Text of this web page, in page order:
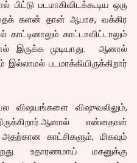
படமாகிவிடக்கூடிய ஒரு
களன் தான் ஆபாச, வக்கிர
காட்டாவிட்டாலும்
இருக்க முடியாது. ஆனால்
படமாக்கியிருக்கிறார்
விஷயங்களை விஷுவலிலும்,
என்னதான்
காட்சிகளும், மிகவும்
உதாரணமாய் மகனுக்கு